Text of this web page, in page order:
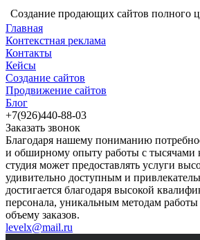
Создание продающих сайтов полного
Главная
Контекстная реклама
Контакты
Кейсы
Создание сайтов
Продвижение сайтов
Блог
+7(926)440-88-03
Заказать звонок
Благодаря нашему пониманию
и обширному опыту работы с тысячами
студия может предоставлять услуги
удивительно доступным и
достигается благодаря высокой
персонала, уникальным методам работы
объему заказов.
levelx@mail.ru